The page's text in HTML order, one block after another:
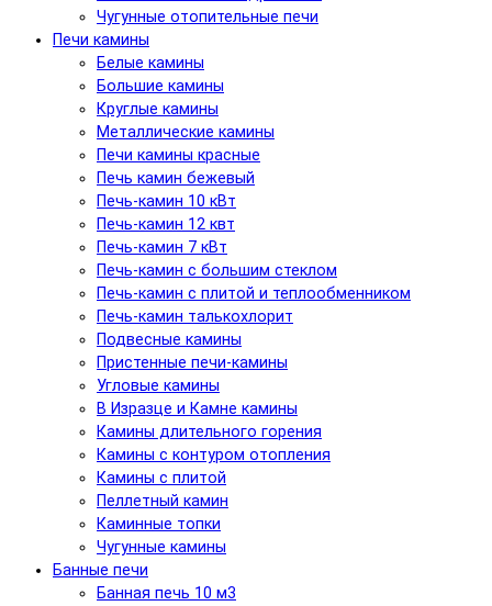
Чугунные отопительные печи
Печи камины
Белые камины
Большие камины
Круглые камины
Металлические камины
Печи камины красные
Печь камин бежевый
Печь-камин 10 кВт
Печь-камин 12 квт
Печь-камин 7 кВт
Печь-камин с большим стеклом
Печь-камин с плитой и теплообменником
Печь-камин талькохлорит
Подвесные камины
Пристенные печи-камины
Угловые камины
В Изразце и Камне камины
Камины длительного горения
Камины с контуром отопления
Камины с плитой
Пеллетный камин
Каминные топки
Чугунные камины
Банные печи
Банная печь 10 м3